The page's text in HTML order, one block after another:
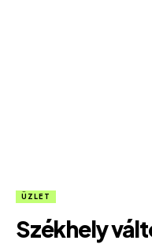
ÜZLET
Székhely